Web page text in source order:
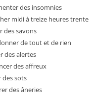
des insomnies
midi à treize heures trente
des savons
de tout et de rien
des alertes
des affreux
des sots
des âneries